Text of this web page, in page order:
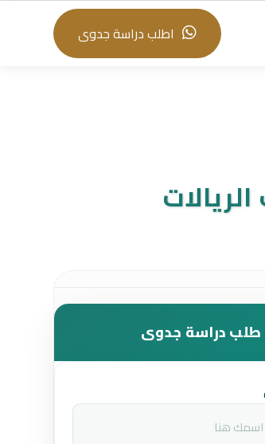
اطلب دراسة جدوى
طلب دراسة جدوى